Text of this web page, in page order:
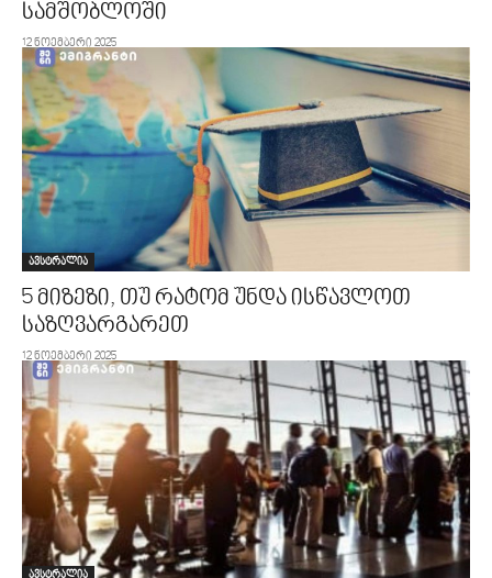
სამშობლოში
12 ნოემბერი 2025
ავსტრალია
5 მიზეზი, თუ რატომ უნდა ისწავლოთ
საზღვარგარეთ
12 ნოემბერი 2025
ავსტრალია